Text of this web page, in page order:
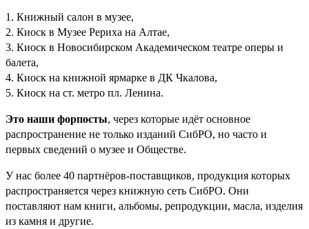
1. Книжный салон в музее,
2. Киоск в Музее Рериха на Алтае,
3. Киоск в Новосибирском Академическом театре оперы и
балета,
4. Киоск на книжной ярмарке в ДК Чкалова,
5. Киоск на ст. метро пл. Ленина.
Это наши форпосты, через которые идёт основное
распространение не только изданий СибРО, но часто и
первых сведений о музее и Обществе.
У нас более 40 партнёров-поставщиков, продукция которых
распространяется через книжную сеть СибРО. Они
поставляют нам книги, альбомы, репродукции, масла, изделия
из камня и другие.